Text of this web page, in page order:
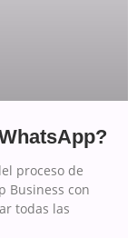
proceso de
Business con
todas las